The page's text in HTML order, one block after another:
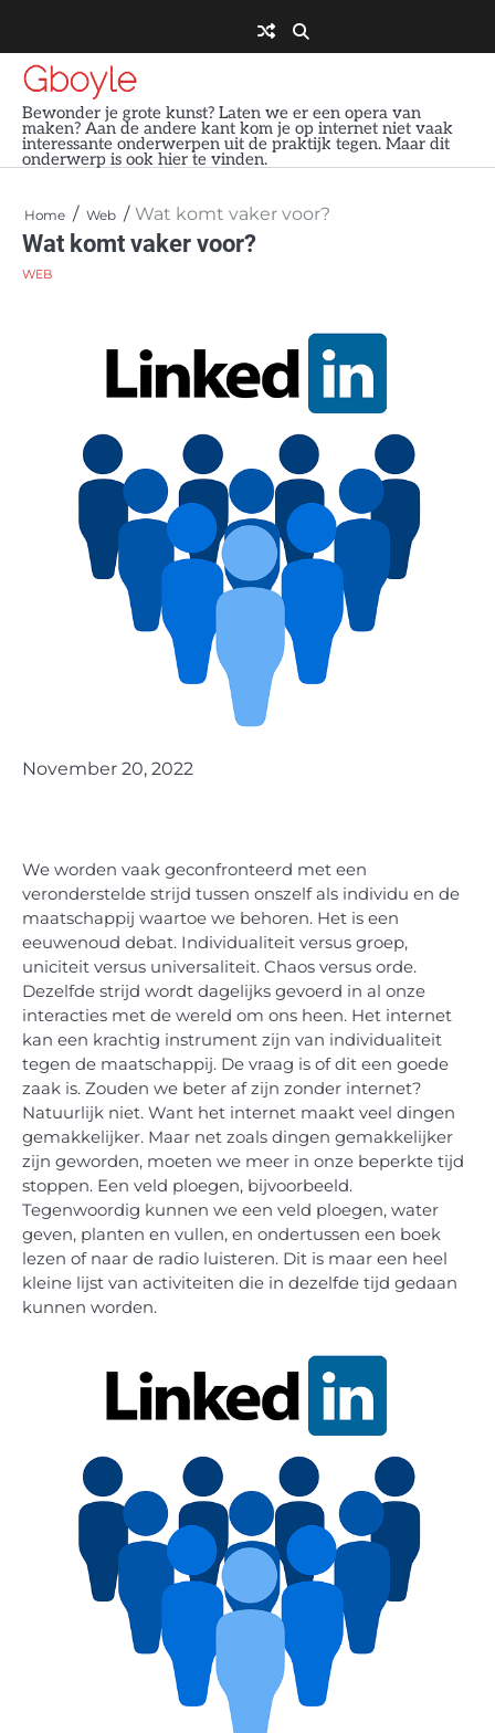
content
Gboyle
Bewonder je grote kunst? Laten we er een opera van
maken? Aan de andere kant kom je op internet niet vaak
interessante onderwerpen uit de praktijk tegen. Maar dit
onderwerp is ook hier te vinden.
Home Web Wat komt vaker voor?
Wat komt vaker voor?
WEB
November 20, 2022
We worden vaak geconfronteerd met een
veronderstelde strijd tussen onszelf als individu en de
maatschappij waartoe we behoren. Het is een
eeuwenoud debat. Individualiteit versus groep,
uniciteit versus universaliteit. Chaos versus orde.
Dezelfde strijd wordt dagelijks gevoerd in al onze
interacties met de wereld om ons heen. Het internet
kan een krachtig instrument zijn van individualiteit
tegen de maatschappij. De vraag is of dit een goede
zaak is. Zouden we beter af zijn zonder internet?
Natuurlijk niet. Want het internet maakt veel dingen
gemakkelijker. Maar net zoals dingen gemakkelijker
zijn geworden, moeten we meer in onze beperkte tijd
stoppen. Een veld ploegen, bijvoorbeeld.
Tegenwoordig kunnen we een veld ploegen, water
geven, planten en vullen, en ondertussen een boek
lezen of naar de radio luisteren. Dit is maar een heel
kleine lijst van activiteiten die in dezelfde tijd gedaan
kunnen worden.